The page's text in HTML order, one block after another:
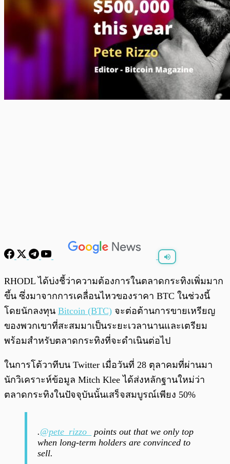
พร้อมเล่น 0:00 0:00
RHODL ได้บ่งชี้ว่าความต้องการในตลาดกระทิงเพิ่มมาก
ขึ้น ซึ่งมาจากการเคลื่อนไหวของราคา BTC ในช่วงนี้
โดยนักลงทุน Bitcoin (BTC) จะต่อต้านการขายเหรียญ
ของพวกเขาที่สะสมมาเป็นระยะเวลานานและเตรียม
พร้อมสำหรับตลาดกระทิงที่จะดำเนินต่อไป
ในการโต้วาทีบน Twitter เมื่อวันที่ 28 ตุลาคมที่ผ่านมา
นักวิเคราะห์ข้อมูล Mitch Klee ได้ส่งหลักฐานใหม่ว่า
ตลาดกระทิงในปัจจุบันนั้นเสร็จสมบูรณ์เพียง 50%
.@pete_rizzo_
points out that we only top
when long-term holders are convinced to
sell.